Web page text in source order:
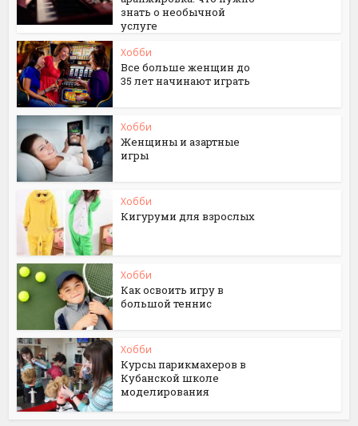
знать о необычной
услуге
Хобби
Все больше женщин до
35 лет начинают играть
Хобби
Женщины и азартные
игры
Хобби
Кигуруми для взрослых
Хобби
Как освоить игру в
большой теннис
Хобби
Курсы парикмахеров в
Кубанской школе
моделирования